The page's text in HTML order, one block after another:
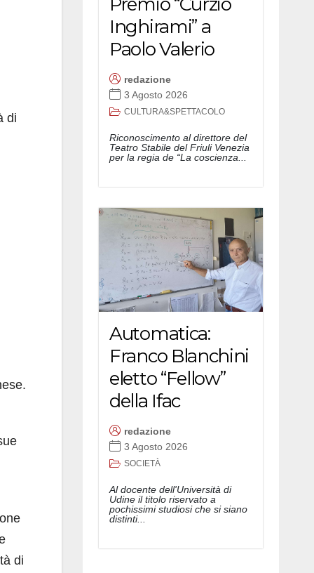
di
di
Inghirami” a
Paolo Valerio
redazione
3 Agosto 2026
CULTURA&SPETTACOLO
Riconoscimento al direttore del
Teatro Stabile del Friuli Venezia
per la regia de “La coscienza...
Automatica:
Franco Blanchini
eletto “Fellow”
della Ifac
redazione
3 Agosto 2026
SOCIETÀ
Al docente dell'Università di
Udine il titolo riservato a
pochissimi studiosi che si siano
distinti...